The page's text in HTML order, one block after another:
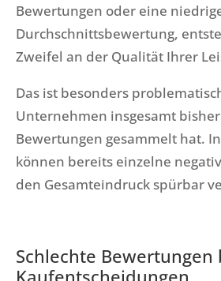
Bewertungen oder eine
Durchschnittsbewertung,
Zweifel an der Qualität Ihrer
Das ist besonders
Unternehmen insgesamt
Bewertungen gesammelt hat.
können bereits einzelne
den Gesamteindruck spürbar
Schlechte Bewertungen
Kaufentscheidungen